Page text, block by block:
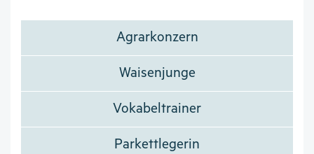
Agrarkonzern
Waisenjunge
Vokabeltrainer
Parkettlegerin